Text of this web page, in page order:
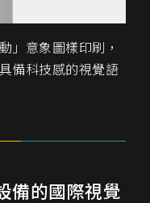
」意象圖樣印刷，
備科技感的視覺語
備的國際視覺